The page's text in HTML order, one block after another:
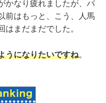
かなり疲れましたが、バ
前はもっと、こう、人馬
まだまだでした。
うになりたいですね。